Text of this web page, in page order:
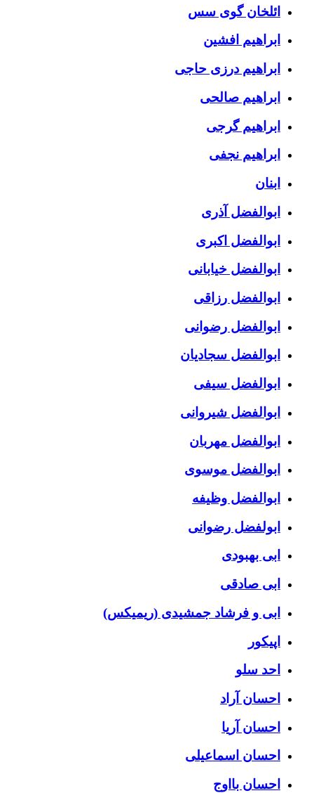
ائلخان گوی سس
ابراهیم افشین
ابراهیم درزی حاجی
ابراهیم صالحی
ابراهیم گرجی
ابراهیم نجفی
ابنان
ابوالفضل آذری
ابوالفضل اکبری
ابوالفضل خیابانی
ابوالفضل رزاقی
ابوالفضل رضوانی
ابوالفضل سجادیان
ابوالفضل سیفی
ابوالفضل شیروانی
ابوالفضل مهربان
ابوالفضل موسوی
ابوالفضل وظیفه
ابولفضل رضوانی
ابی بهبودی
ابی صادقی
ابی و فرشاد جمشیدی (ریمیکس)
اپیکور
احد سلو
احسان آراد
احسان آریا
احسان اسماعیلی
احسان بااوج